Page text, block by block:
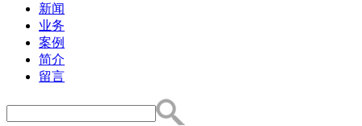
新闻
业务
案例
简介
留言